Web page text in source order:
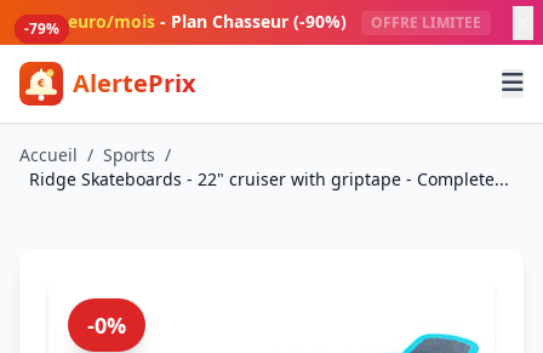
Aller au contenu principal
1 euro/mois - Plan Chasseur (-90%) OFFRE LIMITEE
AlertePrix
Meilleurs deals Amazon France
Accueil / Sports /
Ridge Skateboards - 22" cruiser with griptape - Complete...
-0%
-79%
-79%
-79%
-79%